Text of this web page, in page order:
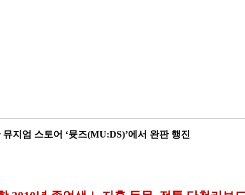
지엄 스토어 ‘뮷즈(MU:DS)’에서 완판 행진